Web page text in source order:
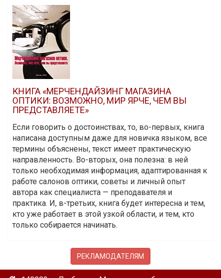
КНИГА «МЕРЧЕНДАЙЗИНГ МАГАЗИНА
ОПТИКИ: ВОЗМОЖНО, МИР ЯРЧЕ, ЧЕМ ВЫ
ПРЕДСТАВЛЯЕТЕ»
Если говорить о достоинствах, то, во-первых, книга
написана доступным даже для новичка языком, все
термины объяснены, текст имеет практическую
направленность. Во-вторых, она полезна: в ней
только необходимая информация, адаптированная к
работе салонов оптики, советы и личный опыт
автора как специалиста — преподавателя и
практика. И, в-третьих, книга будет интересна и тем,
кто уже работает в этой узкой области, и тем, кто
только собирается начинать.
РЕКЛАМОДАТЕЛЯМ